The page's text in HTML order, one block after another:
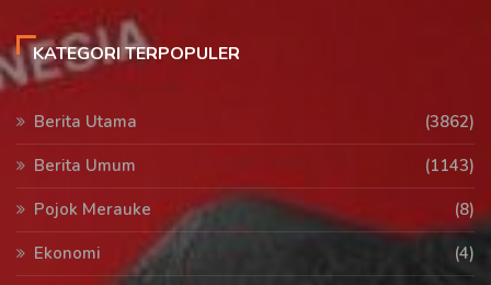
KATEGORI TERPOPULER
Berita Utama
(3862)
Berita Umum
(1143)
Pojok Merauke
(8)
Ekonomi
(4)